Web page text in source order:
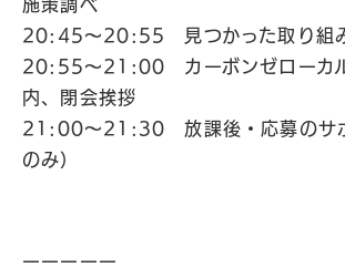
施策調べ
20:45〜20:55 見つかった取り組
20:55〜21:00 カーボンゼローカ
内、閉会挨拶
21:00〜21:30 放課後・応募のサ
のみ）
ーーーーー